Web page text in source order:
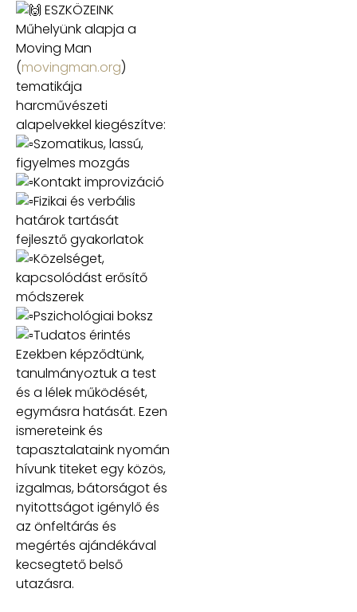
ESZKÖZEINK
Műhelyünk alapja a
Moving Man
(movingman.org)
tematikája
harcművészeti
alapelvekkel kiegészítve:
Szomatikus, lassú,
figyelmes mozgás
Kontakt improvizáció
Fizikai és verbális
határok tartását
fejlesztő gyakorlatok
Közelséget,
kapcsolódást erősítő
módszerek
Pszichológiai boksz
Tudatos érintés
Ezekben képződtünk,
tanulmányoztuk a test
és a lélek működését,
egymásra hatását. Ezen
ismereteink és
tapasztalataink nyomán
hívunk titeket egy közös,
izgalmas, bátorságot és
nyitottságot igénylő és
az önfeltárás és
megértés ajándékával
kecsegtető belső
utazásra.